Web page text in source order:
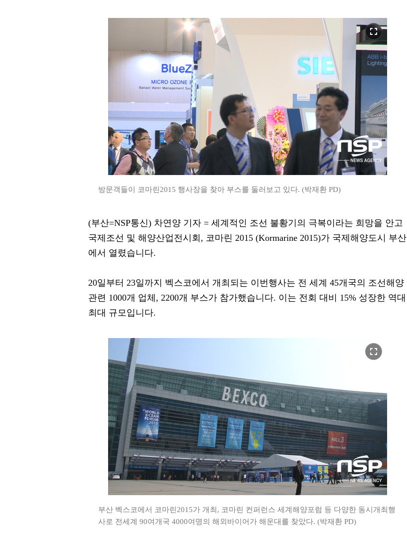
fullscreen
방문객들이 코마린2015 행사장을 찾아 부스를 둘러보고 있다. (박재환 PD)
(부산=NSP통신) 차연양 기자 = 세계적인 조선 불황기의 극복이라는 희망을 안고
국제조선 및 해양산업전시회, 코마린 2015 (Kormarine 2015)가 국제해양도시 부산
에서 열렸습니다.
20일부터 23일까지 벡스코에서 개최되는 이번행사는 전 세계 45개국의 조선해양
관련 1000개 업체, 2200개 부스가 참가했습니다. 이는 전회 대비 15% 성장한 역대
최대 규모입니다.
fullscreen
부산 벡스코에서 코마린2015가 개최, 코마린 컨퍼런스 세계해양포럼 등 다양한 동시개최행
사로 전세계 90여개국 4000여명의 해외바이어가 해운대를 찾았다. (박재환 PD)